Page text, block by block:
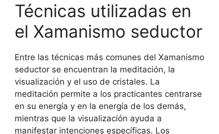
Técnicas utilizadas en
el Xamanismo seductor
Entre las técnicas más comunes del Xamanismo
seductor se encuentran la meditación, la
visualización y el uso de cristales. La
meditación permite a los practicantes centrarse
en su energía y en la energía de los demás,
mientras que la visualización ayuda a
manifestar intenciones específicas. Los